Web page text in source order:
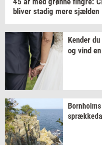
bli­ver sta­dig mere sjæl­den
Ken­der du
og vind en
Born­holms